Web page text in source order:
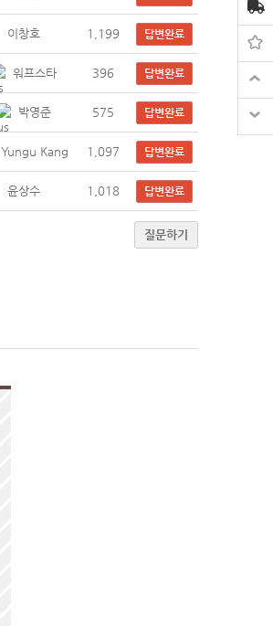
이창호 1,199 답변완료
워프스타 396 답변완료
박영준 575 답변완료
Yungu Kang 1,097 답변완료
윤상수 1,018 답변완료
질문하기